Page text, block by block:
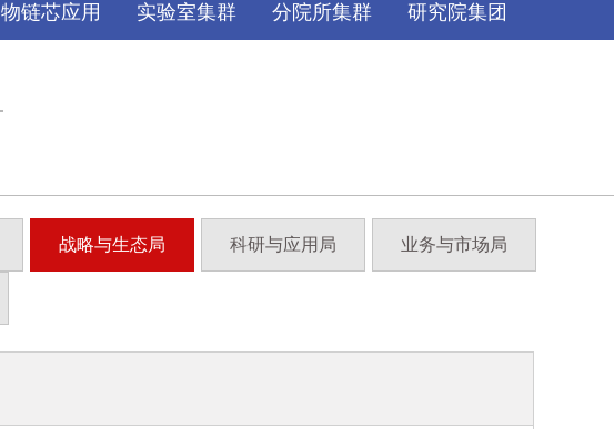
物链芯应用 实验室集群 分院所集群 研究院集团
战略与生态局 科研与应用局 业务与市场局